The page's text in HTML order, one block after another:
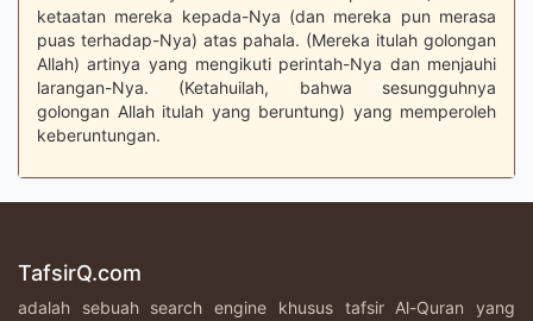
ketaatan mereka kepada-Nya (dan mereka pun merasa
puas terhadap-Nya) atas pahala. (Mereka itulah golongan
Allah) artinya yang mengikuti perintah-Nya dan menjauhi
larangan-Nya. (Ketahuilah, bahwa sesungguhnya
golongan Allah itulah yang beruntung) yang memperoleh
keberuntungan.
TafsirQ.com
adalah sebuah search engine khusus tafsir Al-Quran yang